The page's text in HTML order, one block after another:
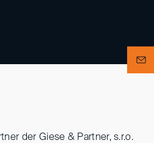
der Giese & Partner, s.r.o.